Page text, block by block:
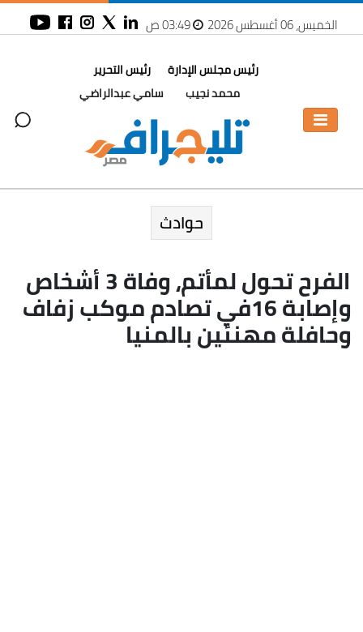
الخميس، 06 أغسطس 2026 03:49 ص
رئيس مجلس الإدارة
محمد نجيب
رئيس التحرير
سامي عبدالراضي
حوادث
الفرح تحول لمأتم، وفاة 3 أشخاص
وإصابة 16في تصادم موكب زفاف
وحافلة مهنئين بالمنيا